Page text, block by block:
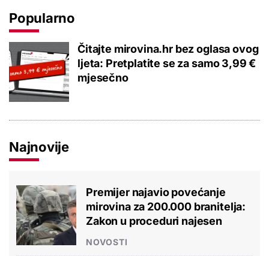
Popularno
Čitajte mirovina.hr bez oglasa ovog
ljeta: Pretplatite se za samo 3,99 €
mjesečno
Najnovije
Premijer najavio povećanje
mirovina za 200.000 branitelja:
Zakon u proceduri najesen
NOVOSTI